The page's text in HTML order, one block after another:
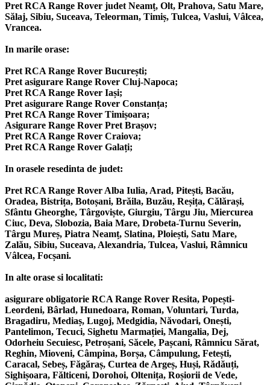
Pret RCA Range Rover judet Neamț, Olt, Prahova, Satu Mare,
Sălaj, Sibiu, Suceava, Teleorman, Timiș, Tulcea, Vaslui, Vâlcea,
Vrancea.
In marile orase:
Pret RCA Range Rover București;
Pret asigurare Range Rover Cluj-Napoca;
Pret RCA Range Rover Iași;
Pret asigurare Range Rover Constanța;
Pret RCA Range Rover Timișoara;
Asigurare Range Rover Pret Brașov;
Pret RCA Range Rover Craiova;
Pret RCA Range Rover Galați;
In orasele resedinta de judet:
Pret RCA Range Rover Alba Iulia, Arad, Pitești, Bacău,
Oradea, Bistrița, Botoșani, Brăila, Buzău, Reșița, Călărași,
Sfântu Gheorghe, Târgoviște, Giurgiu, Târgu Jiu, Miercurea
Ciuc, Deva, Slobozia, Baia Mare, Drobeta-Turnu Severin,
Târgu Mureș, Piatra Neamț, Slatina, Ploiești, Satu Mare,
Zalău, Sibiu, Suceava, Alexandria, Tulcea, Vaslui, Râmnicu
Vâlcea, Focșani.
In alte orase si localitati:
asigurare obligatorie RCA Range Rover Resita, Popești-
Leordeni, Bârlad, Hunedoara, Roman, Voluntari, Turda,
Bragadiru, Mediaș, Lugoj, Medgidia, Năvodari, Onești,
Pantelimon, Tecuci, Sighetu Marmației, Mangalia, Dej,
Odorheiu Secuiesc, Petroșani, Săcele, Pașcani, Râmnicu Sărat,
Reghin, Mioveni, Câmpina, Borșa, Câmpulung, Fetești,
Caracal, Sebeș, Făgăraș, Curtea de Argeș, Huși, Rădăuți,
Sighișoara, Fălticeni, Dorohoi, Oltenița, Roșiorii de Vede,